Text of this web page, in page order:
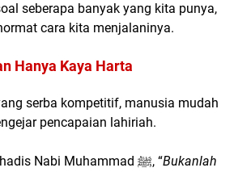
seberapa banyak yang kita punya,
cara kita menjalaninya.
Hanya Kaya Harta
serba kompetitif, manusia mudah
pencapaian lahiriah.
Namun, menurut hadis Nabi Muhammad ﷺ, “Bukanlah